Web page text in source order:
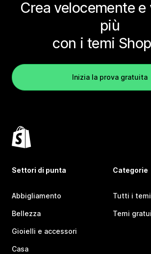
Crea velocemente e
più
con i temi
Inizia la prova gratuita
Settori di punta
Abbigliamento
Bellezza
Gioielli e accessori
Casa
Categorie
Tutti i temi
Temi